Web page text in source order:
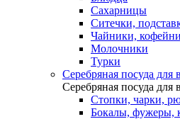
Сахарницы
Ситечки,
Чайники,
Молочники
Турки
Серебряная посуда для
Серебряная посуда для
Стопки, чарки,
Бокалы, фужеры,